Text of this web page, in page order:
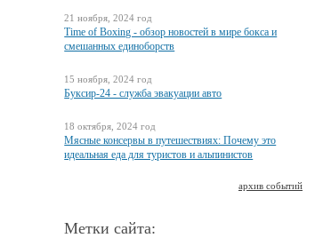
21 ноября, 2024 год
Time of Boxing - обзор новостей в мире бокса и
смешанных единоборств
15 ноября, 2024 год
Буксир-24 - служба эвакуации авто
18 октября, 2024 год
Мясные консервы в путешествиях: Почему это
идеальная еда для туристов и альпинистов
архив событий
Метки сайта: